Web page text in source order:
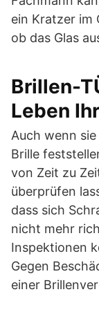
ein Kratzer im
ob das Glas
Brillen-
Leben
Auch wenn
Brille
von Zeit zu
überprüfen
dass sich
nicht mehr
Inspektionen
Gegen
einer